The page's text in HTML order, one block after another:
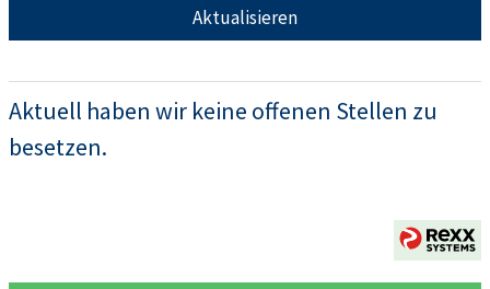
Aktualisieren
Aktuell haben wir keine offenen Stellen zu
besetzen.